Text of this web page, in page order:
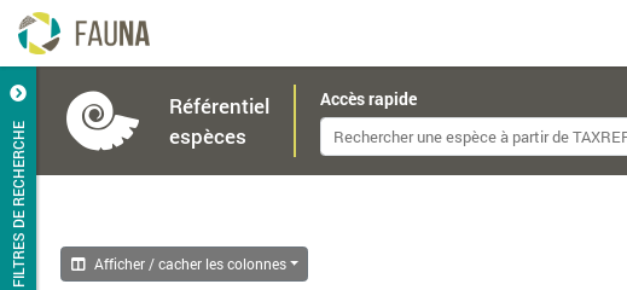
FILTRES DE RECHERCHE
Référentiel
espèces
Accès rapide
Afficher / cacher les colonnes